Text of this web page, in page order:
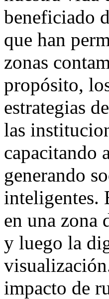
beneficiado
que han
zonas
propósito,
estrategias
las
capacitando
generando
inteligentes.
en una zona
y luego la
impacto de